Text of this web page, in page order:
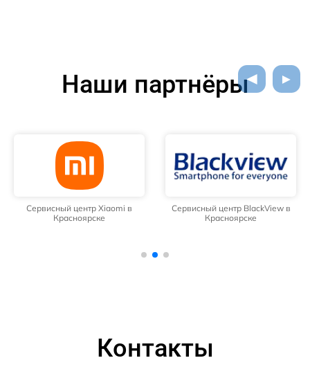
Наши партнёры
Сервисный центр Xiaomi в
Красноярске
Сервисный центр BlackView в
Красноярске
Контакты